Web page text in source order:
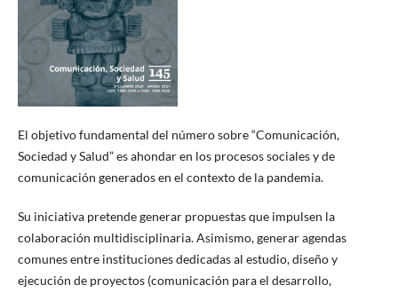
El objetivo fundamental del número sobre “Comunicación,
Sociedad y Salud” es ahondar en los procesos sociales y de
comunicación generados en el contexto de la pandemia.
Su iniciativa pretende generar propuestas que impulsen la
colaboración multidisciplinaria. Asimismo, generar agendas
comunes entre instituciones dedicadas al estudio, diseño y
ejecución de proyectos (comunicación para el desarrollo,